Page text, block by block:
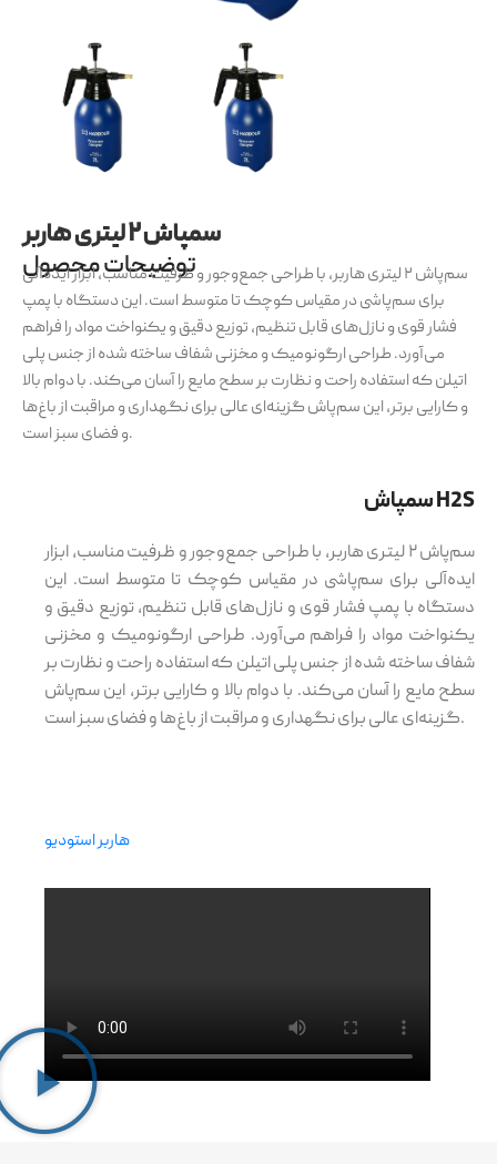
سمپاش ۲ لیتری هاربر
توضیحات محصول
سم‌پاش ۲ لیتری هاربر، با طراحی جمع‌وجور و ظرفیت مناسب، ابزار ایده‌آلی
برای سم‌پاشی در مقیاس کوچک تا متوسط است. این دستگاه با پمپ
فشار قوی و نازل‌های قابل تنظیم، توزیع دقیق و یکنواخت مواد را فراهم
می‌آورد. طراحی ارگونومیک و مخزنی شفاف ساخته شده از جنس پلی
اتیلن که استفاده راحت و نظارت بر سطح مایع را آسان می‌کند. با دوام بالا
و کارایی برتر، این سم‌پاش گزینه‌ای عالی برای نگهداری و مراقبت از باغ‌ها
و فضای سبز است.
سمپاش H2S
سم‌پاش ۲ لیتری هاربر، با طراحی جمع‌وجور و ظرفیت مناسب، ابزار
ایده‌آلی برای سم‌پاشی در مقیاس کوچک تا متوسط است. این
دستگاه با پمپ فشار قوی و نازل‌های قابل تنظیم، توزیع دقیق و
یکنواخت مواد را فراهم می‌آورد. طراحی ارگونومیک و مخزنی
شفاف ساخته شده از جنس پلی اتیلن که استفاده راحت و نظارت بر
سطح مایع را آسان می‌کند. با دوام بالا و کارایی برتر، این سم‌پاش
گزینه‌ای عالی برای نگهداری و مراقبت از باغ‌ها و فضای سبز است.
هاربر استودیو